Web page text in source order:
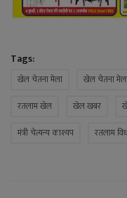
Tags:
खेल चेतना मेला खेल चेतना
रतलाम खेल
खेल खबर
मंत्री चेत्यन्य काश्यप
रतलाम